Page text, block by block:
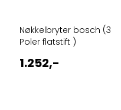
Nøkkelbryter bosch (3
Poler flatstift )
1.252,-